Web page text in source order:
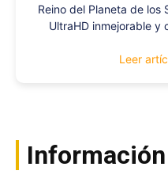
Reino del Planeta de los
UltraHD inmejorable y
Leer